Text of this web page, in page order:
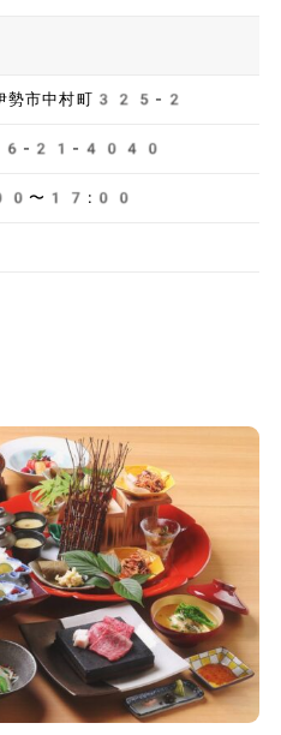
勢市中村町325-2
21-4040
〜17:00